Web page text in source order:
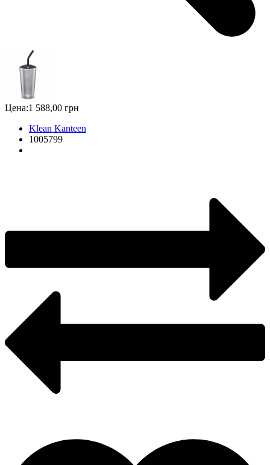
Цена:1 588,00 грн
Klean Kanteen
1005799